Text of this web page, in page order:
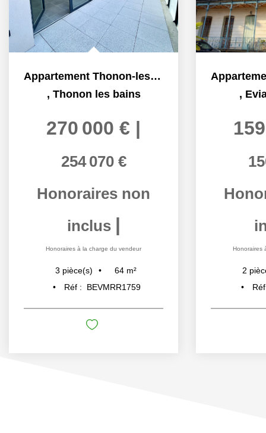
Appartement Thonon-les-bains 3 pièce(s) 63.91 m2
, Thonon les bains
270 000 € |
254 070 €
Honoraires non
inclus |
Honoraires à la charge du vendeur
3 pièce(s) 64 m²
Réf :
BEVMRR1759
,
Honoraires
2